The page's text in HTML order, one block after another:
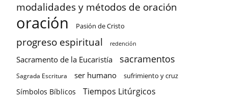
modalidades y métodos de oración
oración Pasión de Cristo
progreso espiritual redención
Sacramento de la Eucaristía sacramentos
Sagrada Escritura ser humano sufrimiento y cruz
Símbolos Bíblicos Tiempos Litúrgicos